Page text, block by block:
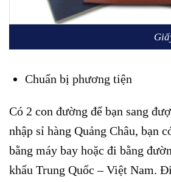
Giấy thông
Chuẩn bị phương tiện
Có 2 con đường để bạn sang
nhập sỉ hàng Quảng Châu, bạn
bằng máy bay hoặc đi bằng
khẩu Trung Quốc – Việt Nam.